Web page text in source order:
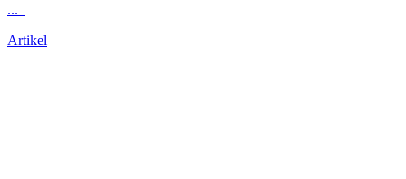
...
Artikel